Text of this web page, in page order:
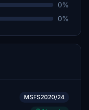
0%
0%
MSFS2020/24